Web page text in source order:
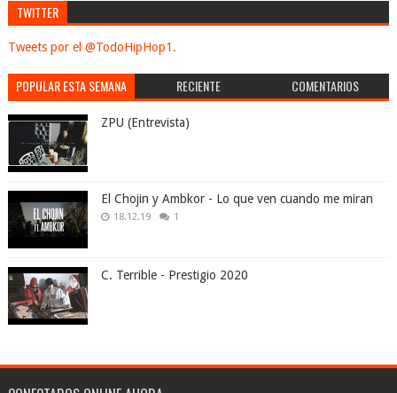
TWITTER
Tweets por el @TodoHipHop1.
POPULAR ESTA SEMANA RECIENTE COMENTARIOS
ZPU (Entrevista)
El Chojin y Ambkor - Lo que ven cuando me miran
18.12.19 1
C. Terrible - Prestigio 2020